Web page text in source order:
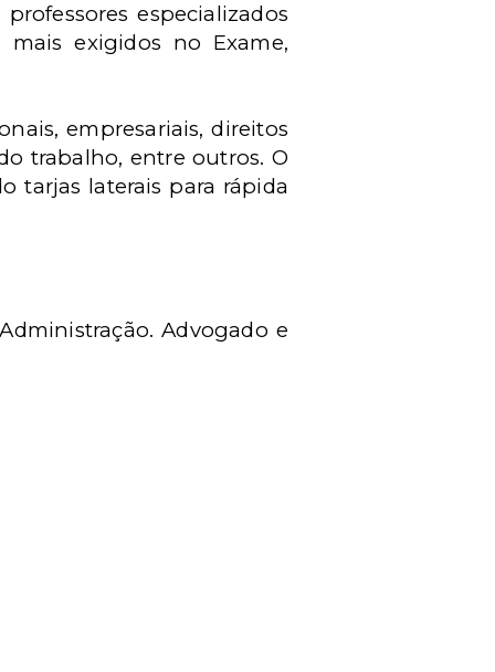
especializados
exigidos no Exame,
empresariais, direitos
trabalho, entre outros. O
tarjas laterais para rápida
Advogado e